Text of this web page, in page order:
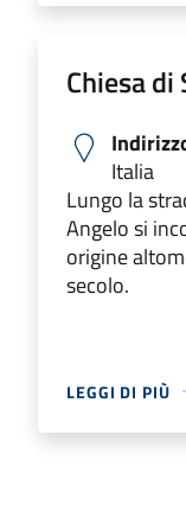
Chiesa di
Italia
Lungo la
Angelo si
origine
secolo.
LEGGI DI PIÙ